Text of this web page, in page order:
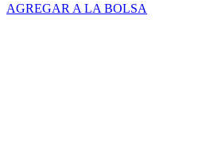
AGREGAR A LA BOLSA